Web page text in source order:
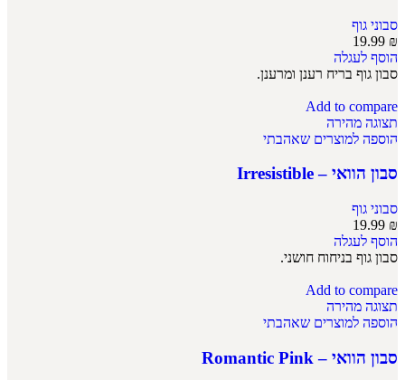
סבוני גוף
19.99 ₪
הוסף לעגלה
סבון גוף בריח רענן ומרענן.
Add to compare
תצוגה מהירה
הוספה למוצרים שאהבתי
סבון הוואי – Irresistible
סבוני גוף
19.99 ₪
הוסף לעגלה
סבון גוף בניחוח חושני.
Add to compare
תצוגה מהירה
הוספה למוצרים שאהבתי
סבון הוואי – Romantic Pink